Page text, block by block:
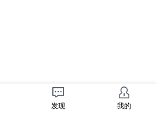
发现 我的